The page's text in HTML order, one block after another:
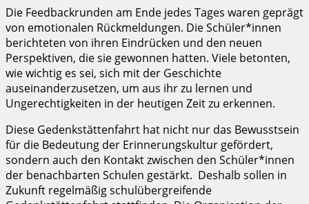
Die Feedbackrunden am Ende jedes Tages waren geprägt
von emotionalen Rückmeldungen. Die Schüler*innen
berichteten von ihren Eindrücken und den neuen
Perspektiven, die sie gewonnen hatten. Viele betonten,
wie wichtig es sei, sich mit der Geschichte
auseinanderzusetzen, um aus ihr zu lernen und
Ungerechtigkeiten in der heutigen Zeit zu erkennen.
Diese Gedenkstättenfahrt hat nicht nur das Bewusstsein
für die Bedeutung der Erinnerungskultur gefördert,
sondern auch den Kontakt zwischen den Schüler*innen
der benachbarten Schulen gestärkt. Deshalb sollen in
Zukunft regelmäßig schulübergreifende